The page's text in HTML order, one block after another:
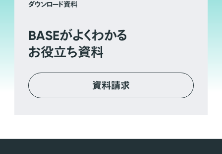
ダウンロード資料
BASEがよくわかる
お役立ち資料
資料請求